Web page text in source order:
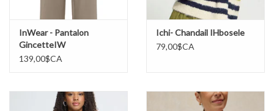
InWear - Pantalon
GincetteIW
139,00$CA
Ichi- Chandail IHbosele
79,00$CA